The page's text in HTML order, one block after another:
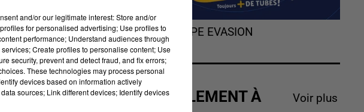
est, en
avec
structures sont
L'HOROSCOPE EVASION
ACTUELLEMENT À
Voir plus
and/or our legitimate interest: Store and/or
for personalised advertising; Use profiles to
performance; Understand audiences through
Create profiles to personalise content; Use
security, prevent and detect fraud, and fix errors;
These technologies may process personal
devices based on information actively
sources; Link different devices; Identify devices